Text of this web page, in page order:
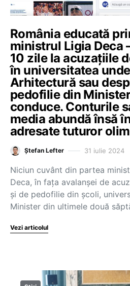
România educată
ministrul Ligia Deca
10 zile la acuzațiile
în universitatea
Arhitectură sau
pedofilie din
conduce. Conturile
media abundă însă
adresate tuturor
Ștefan Lefter 31 iulie 2024
Niciun cuvânt din partea
Deca, în fața avalanșei de
și de pedofilie din școli,
Minister din ultimele două
Vezi articolul